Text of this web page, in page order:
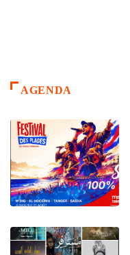
AGENDA